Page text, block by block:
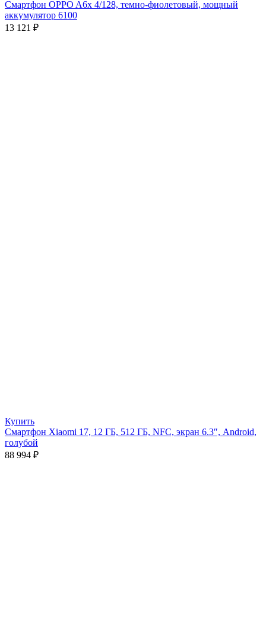
Смартфон OPPO A6x 4/128, темно-фиолетовый, мощный
аккумулятор 6100
13 121 ₽
Купить
Смартфон Xiaomi 17, 12 ГБ, 512 ГБ, NFC, экран 6.3″, Android,
голубой
88 994 ₽